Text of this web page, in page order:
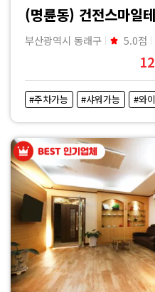
마
짱
(명륜동) 건전스마일
부산광역시 동래구 5.0점
#주차가능 #샤워가능 #와